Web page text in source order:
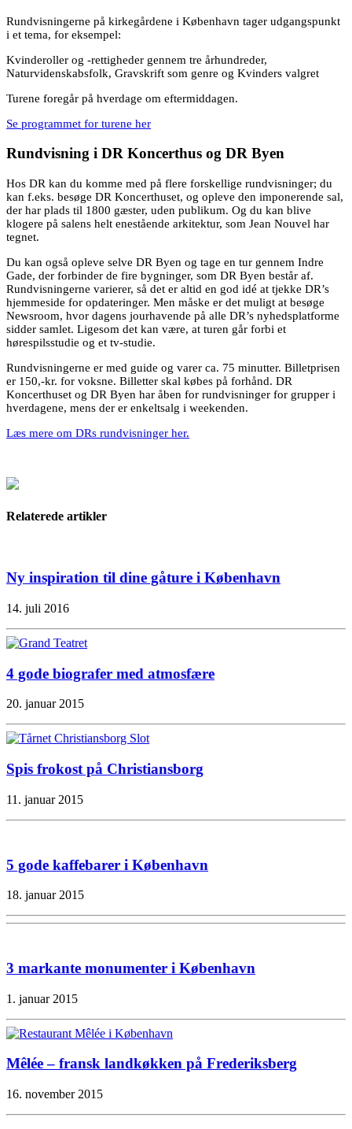
Rundvisningerne på kirkegårdene i København tager udgangspunkt
i et tema, for eksempel:
Kvinderoller og -rettigheder gennem tre århundreder,
Naturvidenskabsfolk, Gravskrift som genre og Kvinders valgret
Turene foregår på hverdage om eftermiddagen.
Se programmet for turene her
Rundvisning i DR Koncerthus og DR Byen
Hos DR kan du komme med på flere forskellige rundvisninger; du
kan f.eks. besøge DR Koncerthuset, og opleve den imponerende sal,
der har plads til 1800 gæster, uden publikum. Og du kan blive
klogere på salens helt enestående arkitektur, som Jean Nouvel har
tegnet.
Du kan også opleve selve DR Byen og tage en tur gennem Indre
Gade, der forbinder de fire bygninger, som DR Byen består af.
Rundvisningerne varierer, så det er altid en god idé at tjekke DR’s
hjemmeside for opdateringer. Men måske er det muligt at besøge
Newsroom, hvor dagens jourhavende på alle DR’s nyhedsplatforme
sidder samlet. Ligesom det kan være, at turen går forbi et
hørespilsstudie og et tv-studie.
Rundvisningerne er med guide og varer ca. 75 minutter. Billetprisen
er 150,-kr. for voksne. Billetter skal købes på forhånd. DR
Koncerthuset og DR Byen har åben for rundvisninger for grupper i
hverdagene, mens der er enkeltsalg i weekenden.
Læs mere om DRs rundvisninger her.
Relaterede artikler
Ny inspiration til dine gåture i København
14. juli 2016
4 gode biografer med atmosfære
20. januar 2015
Spis frokost på Christiansborg
11. januar 2015
5 gode kaffebarer i København
18. januar 2015
3 markante monumenter i København
1. januar 2015
Mêlée – fransk landkøkken på Frederiksberg
16. november 2015